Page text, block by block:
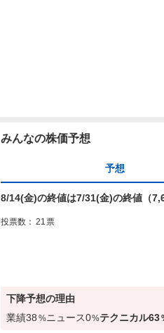
みんなの株価予想
予想
8/14(金)の終値は7/31(金)の終値（
投票数： 21 票
下降予想の理由
業績38 %ニュース0%テクニカル63